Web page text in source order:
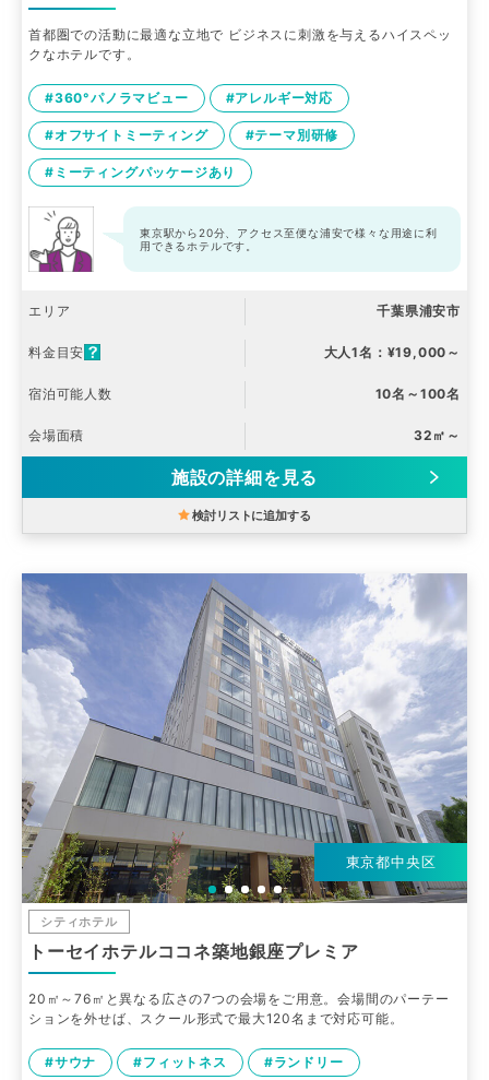
首都圏での活動に最適な立地で ビジネスに刺激を与えるハイスペッ
クなホテルです。
#360°パノラマビュー #アレルギー対応
#オフサイトミーティング #テーマ別研修
#ミーティングパッケージあり
東京駅から20分、アクセス至便な浦安で様々な用途に利
用できるホテルです。
エリア 千葉県浦安市
料金目安 大人1名：¥19,000～
宿泊可能人数 10名～100名
会場面積 32㎡～
施設の詳細を見る
検討リストに追加する
東京都中央区
シティホテル
トーセイホテルココネ築地銀座プレミア
20㎡～76㎡と異なる広さの7つの会場をご用意。会場間のパーテー
ションを外せば、スクール形式で最大120名まで対応可能。
#サウナ #フィットネス #ランドリー